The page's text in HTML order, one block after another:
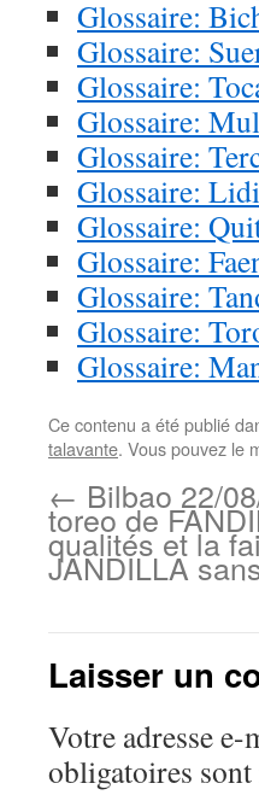
Glossaire:
Glossaire:
Glossaire:
Glossaire:
Glossaire:
Glossaire:
Glossaire:
Glossaire:
Glossaire:
Glossaire:
Glossaire:
Ce contenu a été publié
talavante. Vous pouvez le
← Bilbao 22/
toreo de
qualités et la
JANDILLA
Laisser un
Votre adresse e-
obligatoires